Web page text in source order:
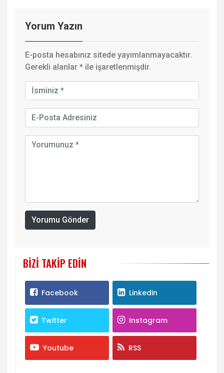
Yorum Yazın
E-posta hesabınız sitede yayımlanmayacaktır.
Gerekli alanlar * ile işaretlenmişdir.
Yorumu Gönder
BIZI TAKIP EDIN
Facebook Linkedin
Twitter Instagram
Youtube RSS